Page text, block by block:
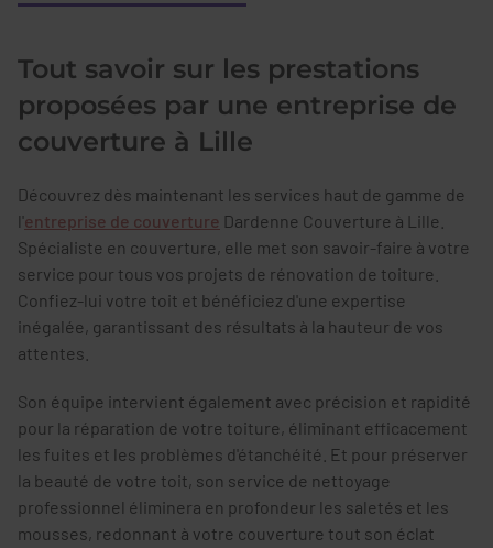
Tout savoir sur les prestations
proposées par une entreprise de
couverture à Lille
Découvrez dès maintenant les services haut de gamme de
l' entreprise de couverture Dardenne Couverture à Lille.
Spécialiste en couverture, elle met son savoir-faire à votre
service pour tous vos projets de rénovation de toiture.
Confiez-lui votre toit et bénéficiez d'une expertise
inégalée, garantissant des résultats à la hauteur de vos
attentes.
Son équipe intervient également avec précision et rapidité
pour la réparation de votre toiture, éliminant efficacement
les fuites et les problèmes d'étanchéité. Et pour préserver
la beauté de votre toit, son service de nettoyage
professionnel éliminera en profondeur les saletés et les
mousses, redonnant à votre couverture tout son éclat